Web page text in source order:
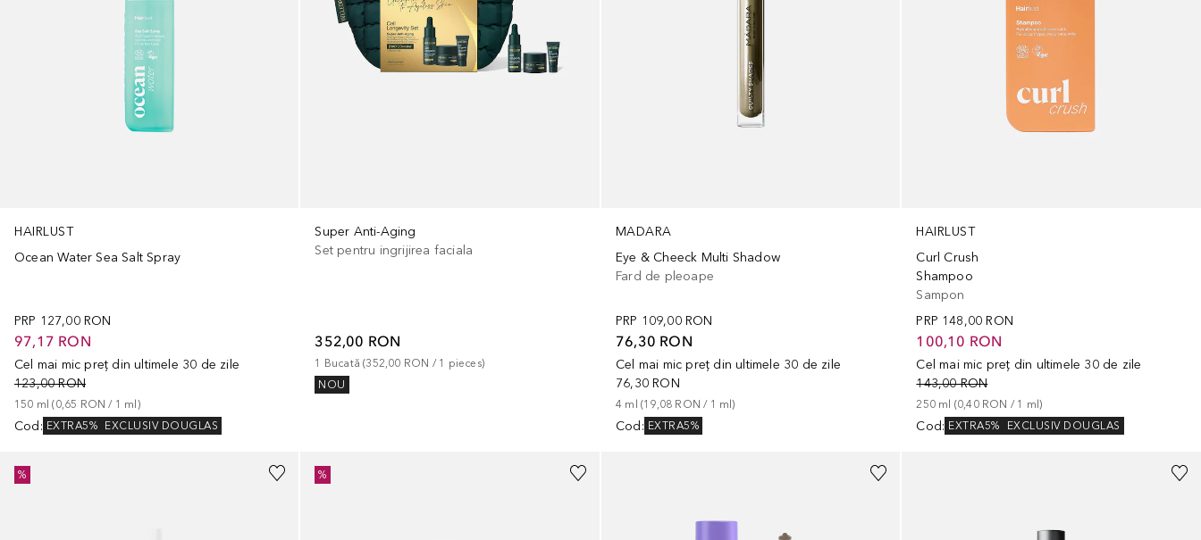
HAIRLUST
Ocean Water Sea Salt Spray
PRP 127,00 RON
97,17 RON
Cel mai mic preț din ultimele 30 de zile
123,00 RON
150 ml (0,65 RON / 1 ml)
Cod : EXTRA5% EXCLUSIV DOUGLAS
Super Anti-Aging
Set pentru ingrijirea faciala
352,00 RON
1 Bucată (352,00 RON / 1 pieces)
NOU
MADARA
Eye & Cheeck Multi Shadow
Fard de pleoape
PRP 109,00 RON
76,30 RON
Cel mai mic preț din ultimele 30 de zile
76,30 RON
4 ml (19,08 RON / 1 ml)
Cod : EXTRA5%
HAIRLUST
Curl Crush
Shampoo
Sampon
PRP 148,00 RON
100,10 RON
Cel mai mic preț din ultimele 30 de zile
143,00 RON
250 ml (0,40 RON / 1 ml)
Cod: EXTRA5% EXCLUSIV DOUGLAS
% %